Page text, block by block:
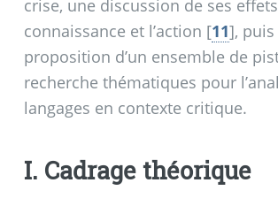
crise, une discussion de ses
connaissance et l’action [11],
proposition d’un ensemble de
recherche thématiques pour
langages en contexte critique.
I. Cadrage théorique